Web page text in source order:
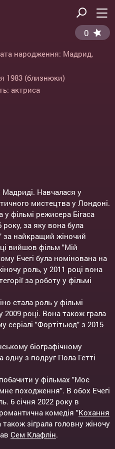
0
народження: Мадрид,
1983 (близнюки)
актриса
Мадриді. Навчалася у
мистецтва у Лондоні.
фільмі режисера Бігаса
за яку вона була
за найкращий жіночий
вийшов фільм "Мій
Ечегі була номінована на
роль, у 2011 році вона
за роботу у фільмі
стала роль у фільмі
році. Вона також грала
серіалі "Фортітьюд" з 2015
біографічному
одну з подруг Пола Гетті
у фільмах "Моє
походження". В обох Ечегі
6 січня 2022 року в
комедія "Кохання
також зіграла головну жіночу
Сем Клафлін.